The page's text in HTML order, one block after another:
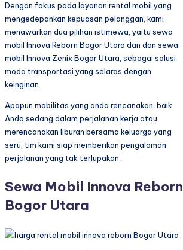
Dengan fokus pada layanan rental mobil yang
mengedepankan kepuasan pelanggan, kami
menawarkan dua pilihan istimewa, yaitu sewa
mobil Innova Reborn Bogor Utara dan dan sewa
mobil Innova Zenix Bogor Utara, sebagai solusi
moda transportasi yang selaras dengan
keinginan.
Apapun mobilitas yang anda rencanakan, baik
Anda sedang dalam perjalanan kerja atau
merencanakan liburan bersama keluarga yang
seru, tim kami siap memberikan pengalaman
perjalanan yang tak terlupakan.
Sewa Mobil Innova Reborn
Bogor Utara